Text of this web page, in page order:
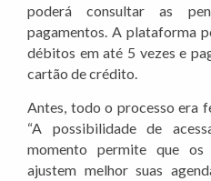
poderá consultar as
pagamentos. A plataforma
débitos em até 5 vezes e
cartão de crédito.
Antes, todo o processo era
“A possibilidade de
momento permite que os
ajustem melhor suas